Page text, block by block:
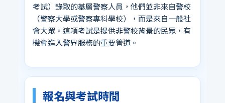
考試）錄取的基層警察人員，他們並非來自警校
（警察大學或警察專科學校），而是來自一般社
會大眾。這項考試是提供非警校背景的民眾，有
機會進入警界服務的重要管道。
報名與考試時間